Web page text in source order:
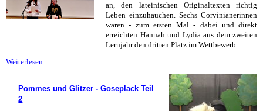
an, den lateinischen Originaltexten richtig
Leben einzuhauchen. Sechs Corvinianerinnen
waren - zum ersten Mal - dabei und direkt
erreichten Hannah und Lydia aus dem zweiten
Lernjahr den dritten Platz im Wettbewerb...
Weiterlesen …
auf
Pommes und Glitzer - Goseplack Teil
2